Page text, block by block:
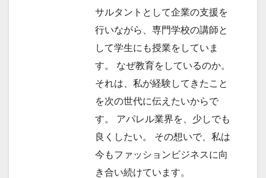
サルタントとして企業の支援を
行いながら、専門学校の講師と
して学生にも授業をしていま
す。 なぜ教育をしているのか。
それは、私が経験してきたこと
を次の世代に伝えたいからで
す。 アパレル業界を、少しでも
良くしたい。 その想いで、私は
今もファッションビジネスに向
き合い続けています。